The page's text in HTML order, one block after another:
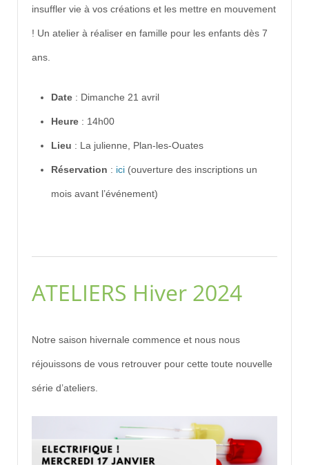
insuffler vie à vos créations et les mettre en mouvement
! Un atelier à réaliser en famille pour les enfants dès 7
ans.
Date : Dimanche 21 avril
Heure : 14h00
Lieu : La julienne, Plan-les-Ouates
Réservation : ici (ouverture des inscriptions un
mois avant l’événement)
ATELIERS Hiver 2024
Notre saison hivernale commence et nous nous
réjouissons de vous retrouver pour cette toute nouvelle
série d’ateliers.